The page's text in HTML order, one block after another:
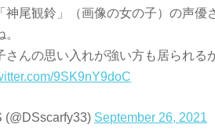
神尾観鈴」（画像の女の子）の声
さんの思い入れが強い方も居られる
9SK9nY9doC
September 26, 2021